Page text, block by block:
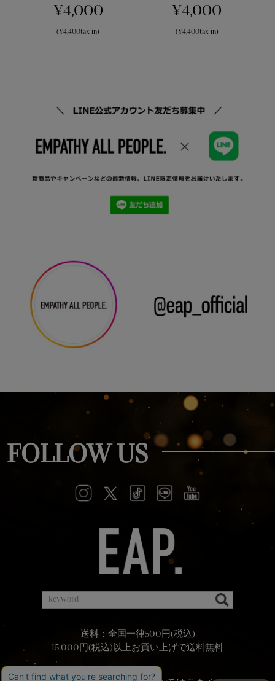
¥4,000
(¥4,400tax in)
¥4,000
(¥4,400tax in)
FOLLOW US
送料：全国一律500円(税込)
15,000円(税込)以上お買い上げで送料無料